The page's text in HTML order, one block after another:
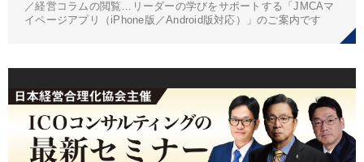
／経営コラムの閲覧…リーダーの学びをサポートする「JMCAマ
イページアプリ（iPhone版／Android版対応）」のご案内です